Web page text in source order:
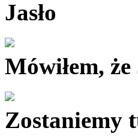
Jasło
Mówiłem, że
Zostaniemy